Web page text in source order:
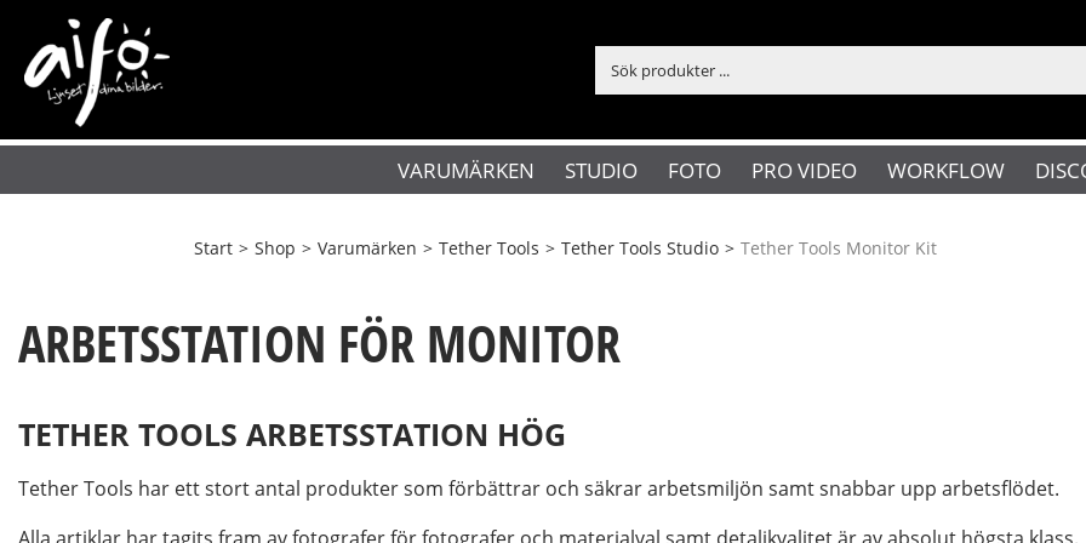
VARUMÄRKEN STUDIO FOTO PRO VIDEO WORKFLOW
Start > Shop > Varumärken > Tether Tools > Tether Tools Studio > Tether Tools Monitor Kit
ARBETSSTATION FÖR MONITOR
TETHER TOOLS ARBETSSTATION HÖG
Tether Tools har ett stort antal produkter som förbättrar och säkrar arbetsmiljön samt snabbar upp arbetsflödet.